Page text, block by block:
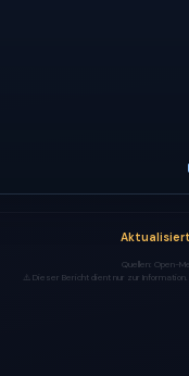
Aktualisiert
Quellen: Open-
⚠️ Dieser Bericht dient nur zur